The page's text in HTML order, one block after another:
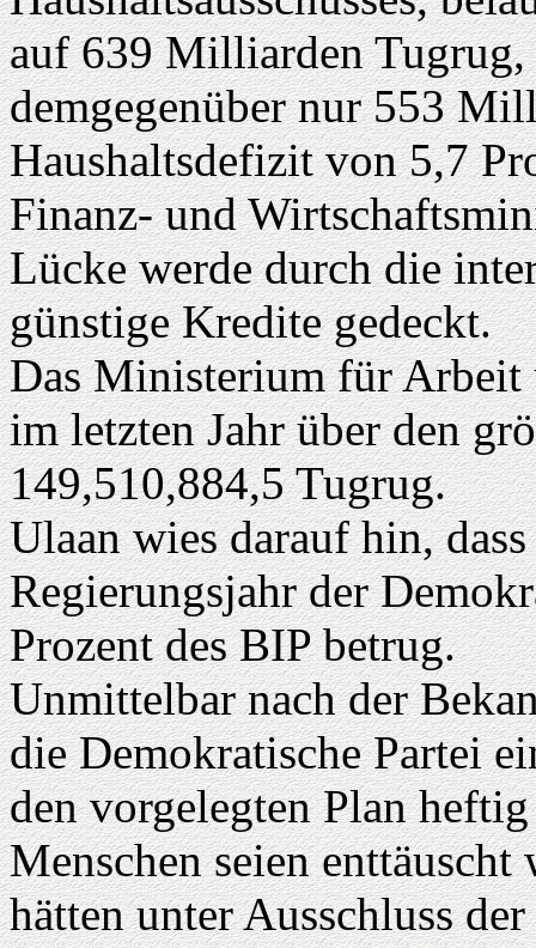
auf 639 Milliarden Tugrug,
demgegenüber nur 553
Haushaltsdefizit von 5,7
Finanz- und
Lücke werde durch die
günstige Kredite gedeckt.
Das Ministerium für Arbeit
im letzten Jahr über den
149,510,884,5 Tugrug.
Ulaan wies darauf hin,
Regierungsjahr der
Prozent des BIP betrug.
Unmittelbar nach der
die Demokratische Partei
den vorgelegten Plan
Menschen seien
hätten unter Ausschluss